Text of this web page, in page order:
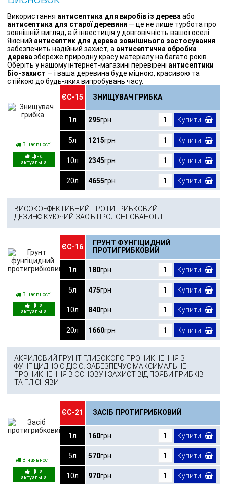
Використання антисептика для виробів із дерева або
антисептика для старої деревини — це не лише турбота про
зовнішній вигляд, а й інвестиція у довговічність вашої оселі.
Якісний антисептик для дерева зовнішнього застосування
забезпечить надійний захист, а антисептична обробка
дерева збереже природну красу матеріалу на багато років.
Оберіть у нашому інтернет-магазині перевірені антисептики
Біо-захист — і ваша деревина буде міцною, красивою та
стійкою до будь-яких випробувань часу.
В наявності
ЄС-15 ЗНИЩУВАЧ ГРИБКА
1л 295грн Купити
5л 1215грн Купити
10л 2345грн Купити
20л 4655грн Купити
ВИСОКОЕФЕКТИВНИЙ ПРОТИГРИБКОВИЙ
ДЕЗИНФІКУЮЧИЙ ЗАСІБ ПРОЛОНГОВАНОЇ ДІЇ
В наявності
ЄС-16
ГРУНТ ФУНГІЦИДНИЙ
ПРОТИГРИБКОВИЙ
1л 180грн Купити
5л 475грн Купити
10л 840грн Купити
20л 1660грн Купити
АКРИЛОВИЙ ГРУНТ ГЛИБОКОГО ПРОНИКНЕННЯ З
ФУНГІЦИДНОЮ ДІЄЮ. ЗАБЕЗПЕЧУЄ МАКСИМАЛЬНЕ
ПРОНИКНЕННЯ В ОСНОВУ І ЗАХИСТ ВІД ПОЯВИ ГРИБКІВ
ТА ПЛІСНЯВИ
В наявності
ЄС-21 ЗАСІБ ПРОТИГРИБКОВИЙ
1л 160грн Купити
5л 570грн Купити
10л 970грн Купити